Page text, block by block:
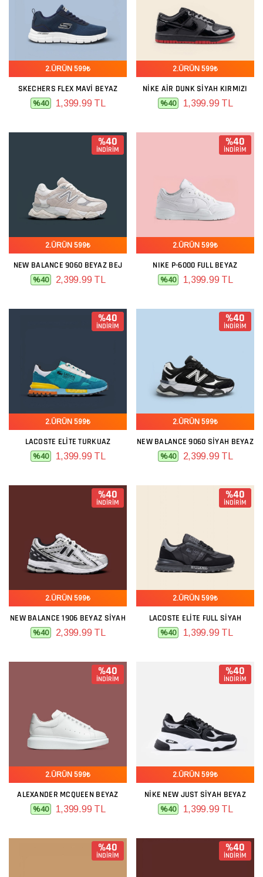
2.ÜRÜN 599₺
SKECHERS FLEX MAVI BEYAZ
%40 1,399.99 TL
2.ÜRÜN 599₺
NIKE AIR DUNK SIYAH KIRMIZI
%40 1,399.99 TL
%40
İNDİRİM
2.ÜRÜN 599₺
NEW BALANCE 9060 BEYAZ BEJ
%40 2,399.99 TL
%40
İNDİRİM
2.ÜRÜN 599₺
NIKE P-6000 FULL BEYAZ
%40 1,399.99 TL
%40
İNDİRİM
2.ÜRÜN 599₺
LACOSTE ELITE TURKUAZ
%40 1,399.99 TL
%40
İNDİRİM
2.ÜRÜN 599₺
NEW BALANCE 9060 SIYAH BEYAZ
%40 2,399.99 TL
%40
İNDİRİM
2.ÜRÜN 599₺
NEW BALANCE 1906 BEYAZ SIYAH
%40 2,399.99 TL
%40
İNDİRİM
2.ÜRÜN 599₺
LACOSTE ELITE FULL SIYAH
%40 1,399.99 TL
%40
İNDİRİM
2.ÜRÜN 599₺
ALEXANDER MCQUEEN BEYAZ
%40 1,399.99 TL
%40
İNDİRİM
2.ÜRÜN 599₺
NIKE NEW JUST SIYAH BEYAZ
%40 1,399.99 TL
%40
İNDİRİM
%40
İNDİRİM